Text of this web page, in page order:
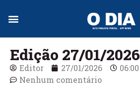
Edição 27/01/2026
Editor 27/01/2026
06:00
Nenhum comentário